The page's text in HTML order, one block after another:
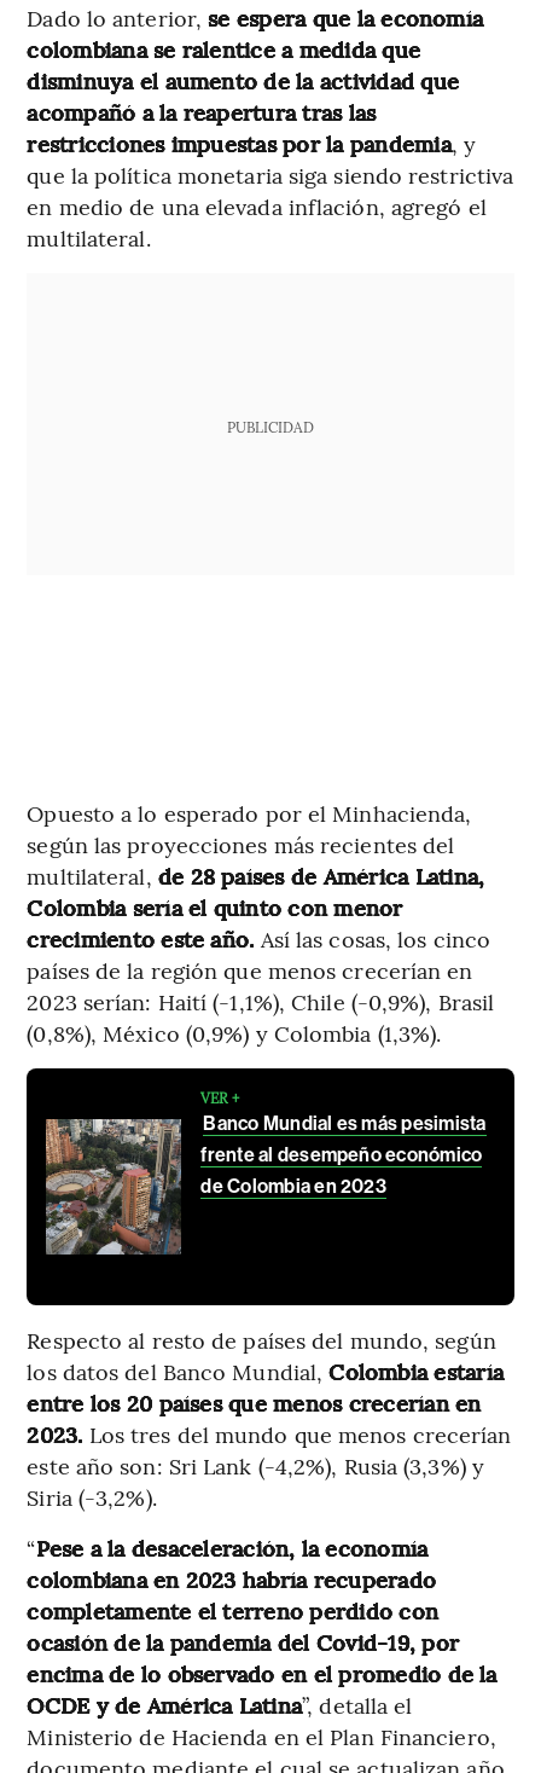
Dado lo anterior,se espera que la economía
colombiana se ralentice a medida que
disminuya el aumento de la actividad que
acompañó a la reapertura tras las
restricciones impuestas por la pandemia, y
que la política monetaria siga siendo restrictiva
en medio de una elevada inflación, agregó el
multilateral.
PUBLICIDAD
Opuesto a lo esperado por el Minhacienda,
según las proyecciones más recientes del
multilateral, de 28 países de América Latina,
Colombia sería el quinto con menor
crecimiento este año. Así las cosas, los cinco
países de la región que menos crecerían en
2023 serían: Haití (-1,1%), Chile (-0,9%), Brasil
(0,8%), México (0,9%) y Colombia (1,3%).
VER +
Banco Mundial es más pesimista
frente al desempeño económico
de Colombia en 2023
Respecto al resto de países del mundo, según
los datos del Banco Mundial,Colombia estaría
entre los 20 países que menos crecerían en
2023. Los tres del mundo que menos crecerían
este año son: Sri Lank (-4,2%), Rusia (3,3%) y
Siria (-3,2%).
“Pese a la desaceleración, la economía
colombiana en 2023 habría recuperado
completamente el terreno perdido con
ocasión de la pandemia del Covid-19, por
encima de lo observado en el promedio de la
OCDE y de América Latina”, detalla el
Ministerio de Hacienda en el Plan Financiero,